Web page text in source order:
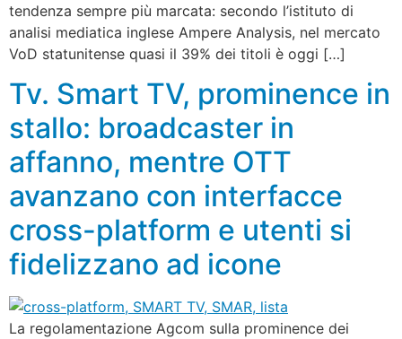
tendenza sempre più marcata: secondo l’istituto di
analisi mediatica inglese Ampere Analysis, nel mercato
VoD statunitense quasi il 39% dei titoli è oggi […]
Tv. Smart TV, prominence in
stallo: broadcaster in
affanno, mentre OTT
avanzano con interfacce
cross-platform e utenti si
fidelizzano ad icone
La regolamentazione Agcom sulla prominence dei